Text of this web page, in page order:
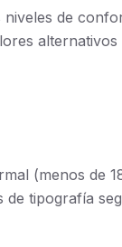
de
(menos de
tipografía